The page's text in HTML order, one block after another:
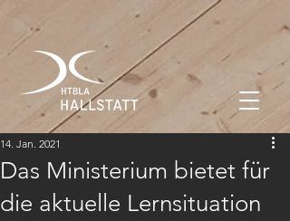
Das Ministerium bietet für
die aktuelle Lernsituation
14. Jan. 2021